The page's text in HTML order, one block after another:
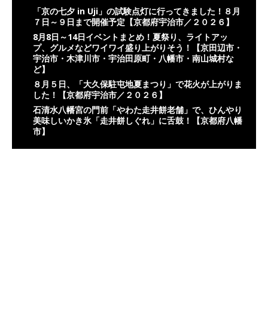
「京の七夕 in Uji」の試験点灯に行ってきました！８月
７日～９日まで開催予定【京都府宇治市／２０２６】
8月8日～14日イベントまとめ！夏祭り、ライトアッ
プ、グルメなどワイワイ盛り上がりそう！【京田辺市・
宇治市・木津川市・宇治田原町・八幡市・南山城村な
ど】
８月５日、「大久保駐屯地夏まつり」で花火が上がりま
した！【京都府宇治市／２０２６】
石清水八幡宮の門前「やわた走井餅老舗」で、ひんやり
美味しいかき氷「走井餅しぐれ」に舌鼓！【京都府八幡
市】